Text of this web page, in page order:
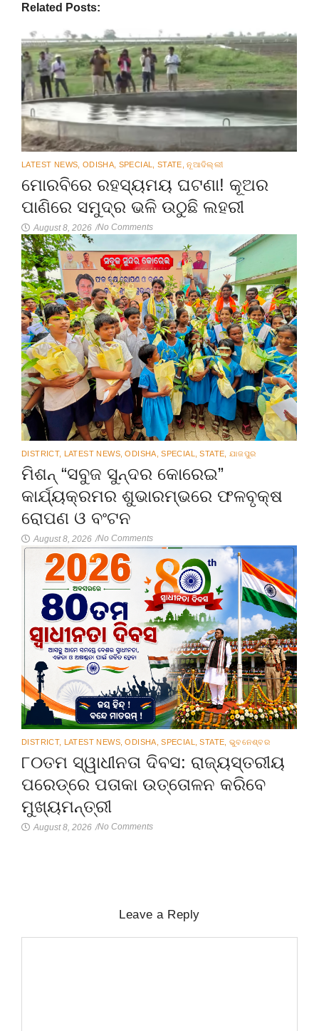
Related Posts:
LATEST NEWS ODISHA SPECIAL STATE ନୂଆଦିଲ୍ଲୀ
ମୋରବିରେ ରହସ୍ୟମୟ ଘଟଣା! କୂଅର
ପାଣିରେ ସମୁଦ୍ର ଭଳି ଉଠୁଛି ଲହରୀ
August 8, 2026 /No Comments
DISTRICT, LATEST NEWS ODISHA SPECIAL STATE ଯାଜପୁର
ମିଶନ୍ “ସବୁଜ ସୁନ୍ଦର କୋରେଇ”
କାର୍ଯ୍ୟକ୍ରମର ଶୁଭାରମ୍ଭରେ ଫଳବୃକ୍ଷ
ରୋପଣ ଓ ବଂଟନ
August 8, 2026 /No Comments
DISTRICT, LATEST NEWS ODISHA SPECIAL STATE ଭୁବନେଶ୍ବର
୮୦ତମ ସ୍ୱାଧୀନତା ଦିବସ: ରାଜ୍ୟସ୍ତରୀୟ
ପରେଡ୍‌ରେ ପତାକା ଉତ୍ତୋଳନ କରିବେ
ମୁଖ୍ୟମନ୍ତ୍ରୀ
August 8, 2026 /No Comments
Leave a Reply